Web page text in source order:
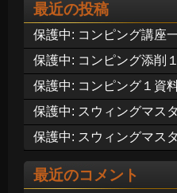
最近の投稿
保護中: コンピング講座
保護中: コンピング添削１
保護中: コンピング１資
保護中: スウィングマス
保護中: スウィングマス
最近のコメント